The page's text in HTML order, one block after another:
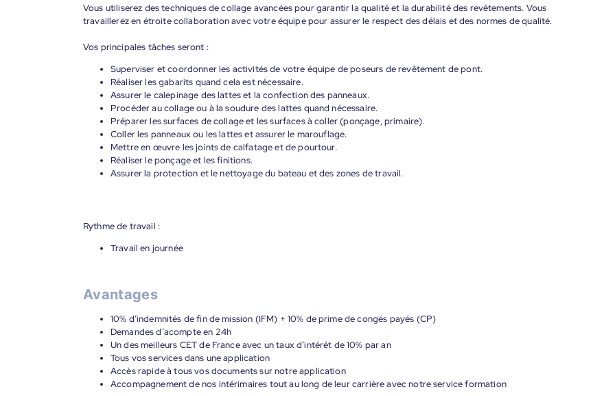
Vous utiliserez des techniques de collage avancées pour garantir la qualité et la durabilité des revêtements. Vous
travaillerez en étroite collaboration avec votre équipe pour assurer le respect des délais et des normes de qualité.
Vos principales tâches seront :
Superviser et coordonner les activités de votre équipe de poseurs de revêtement de pont.
Réaliser les gabarits quand cela est nécessaire.
Assurer le calepinage des lattes et la confection des panneaux.
Procéder au collage ou à la soudure des lattes quand nécessaire.
Préparer les surfaces de collage et les surfaces à coller (ponçage, primaire).
Coller les panneaux ou les lattes et assurer le marouflage.
Mettre en œuvre les joints de calfatage et de pourtour.
Réaliser le ponçage et les finitions.
Assurer la protection et le nettoyage du bateau et des zones de travail.
Rythme de travail :
Travail en journée
Avantages
10% d’indemnités de fin de mission (IFM) + 10% de prime de congés payés (CP)
Demandes d’acompte en 24h
Un des meilleurs CET de France avec un taux d’intérêt de 10% par an
Tous vos services dans une application
Accès rapide à tous vos documents sur notre application
Accompagnement de nos intérimaires tout au long de leur carrière avec notre service formation